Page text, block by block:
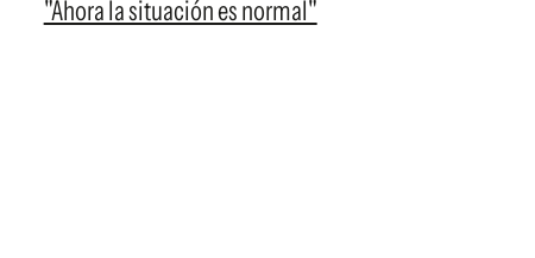
"Ahora la situación es normal"